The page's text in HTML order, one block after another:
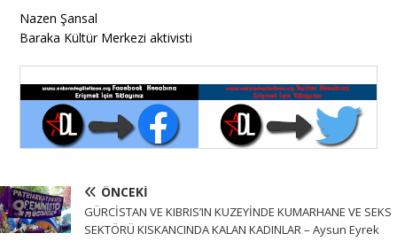
Nazen Şansal
Baraka Kültür Merkezi aktivisti
ÖNCEKI
GÜRCİSTAN VE KIBRIS’IN KUZEYİNDE KUMARHANE VE SEKS
SEKTÖRÜ KISKANCINDA KALAN KADINLAR – Aysun Eyrek